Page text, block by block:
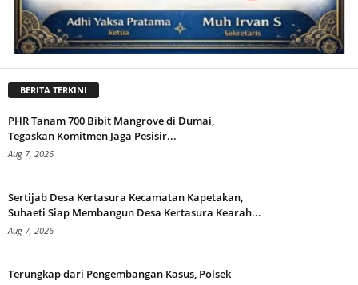
BERITA TERKINI
PHR Tanam 700 Bibit Mangrove di Dumai,
Tegaskan Komitmen Jaga Pesisir...
Aug 7, 2026
Sertijab Desa Kertasura Kecamatan Kapetakan,
Suhaeti Siap Membangun Desa Kertasura Kearah...
Aug 7, 2026
Terungkap dari Pengembangan Kasus, Polsek